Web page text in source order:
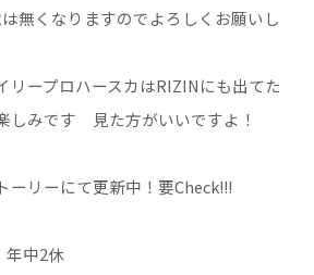
無くなりますのでよろしくお願いし
リープロハースカはRIZINにも出てた
しみです 見た方がいいですよ！
ーリーにて更新中！要Check!!!
中2休